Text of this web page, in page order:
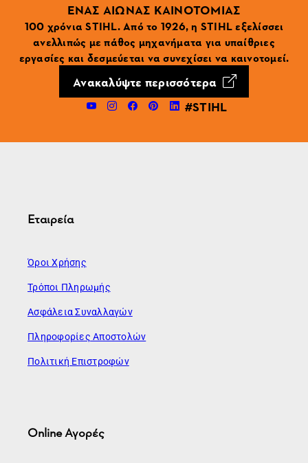
ΕΝΑΣ ΑΙΩΝΑΣ ΚΑΙΝΟΤΟΜΙΑΣ
100 χρόνια STIHL. Από το 1926, η STIHL εξελίσσει
ανελλιπώς με πάθος μηχανήματα για υπαίθριες
εργασίες και δεσμεύεται να συνεχίσει να καινοτομεί.
Ανακαλύψτε περισσότερα
#STIHL
Εταιρεία
Όροι Χρήσης
Τρόποι Πληρωμής
Ασφάλεια Συναλλαγών
Πληροφορίες Αποστολών
Πολιτική Επιστροφών
Online Αγορές